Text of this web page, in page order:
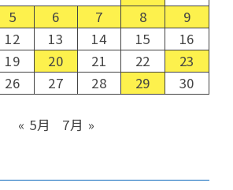
5 6 7 8
9
12 13 14 15
16
19 20 21 22
23
26 27 28 29 30
« 5月 7月 »